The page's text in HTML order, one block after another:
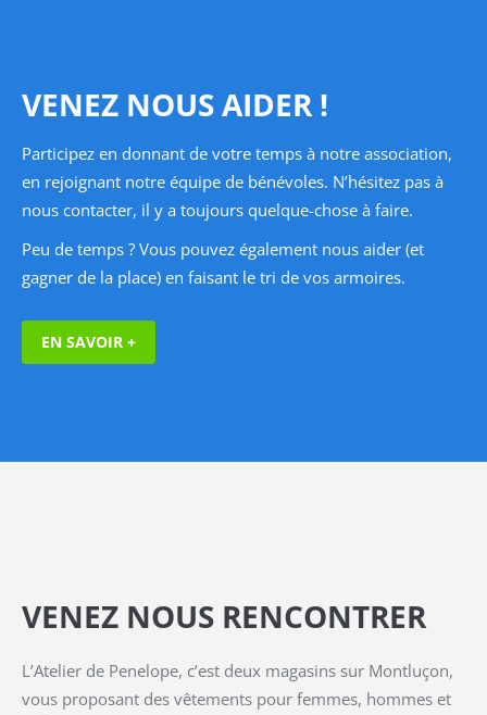
VENEZ NOUS AIDER !
Participez en donnant de votre temps à notre association,
en rejoignant notre équipe de bénévoles. N’hésitez pas à
nous contacter, il y a toujours quelque-chose à faire.
Peu de temps ? Vous pouvez également nous aider (et
gagner de la place) en faisant le tri de vos armoires.
EN SAVOIR +
VENEZ NOUS RENCONTRER
L’Atelier de Penelope, c’est deux magasins sur Montluçon,
vous proposant des vêtements pour femmes, hommes et